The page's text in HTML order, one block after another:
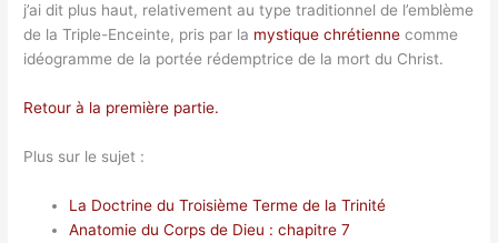
j’ai dit plus haut, relativement au type traditionnel de l’emblème
de la Triple-Enceinte, pris par la mystique chrétienne comme
idéogramme de la portée rédemptrice de la mort du Christ.
Retour à la première partie.
Plus sur le sujet :
La Doctrine du Troisième Terme de la Trinité
Anatomie du Corps de Dieu : chapitre 7